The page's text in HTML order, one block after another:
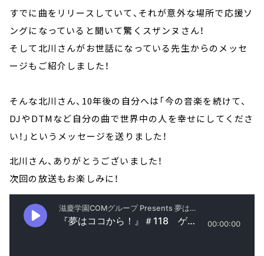
すでに曲をリリースしていて、それが意外な場所で応援ソ
ングになっていると聞いて驚くスザンヌさん！
そして北川さんがお世話になっている先生からのメッセ
ージもご紹介しました！
そんな北川さん、10年後の自分へは「今の音楽を続けて、
DJやDTMなど自分の曲で世界中の人を幸せにしてくださ
い！」というメッセージを送りました！
北川さん、ありがとうございました！
次回の放送もお楽しみに！